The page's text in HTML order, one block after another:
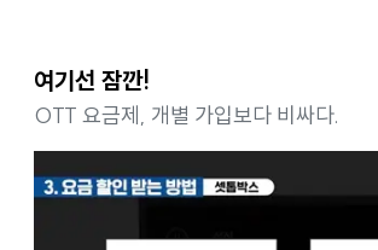
여기선 잠깐!
OTT 요금제, 개별 가입보다 비싸다.